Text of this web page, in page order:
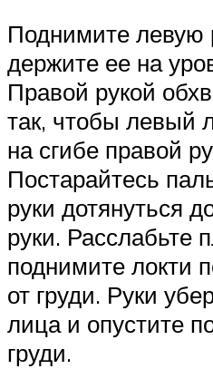
Поднимите левую
держите ее на
Правой рукой
так, чтобы левый
на сгибе правой
Постарайтесь
руки дотянуться
руки. Расслабьте
поднимите локти
от груди. Руки
лица и опустите
груди.